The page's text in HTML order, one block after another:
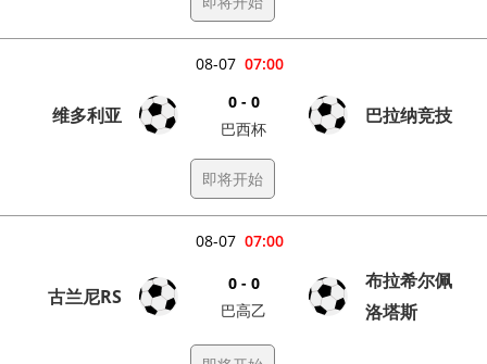
07:00
08-07
维多利亚
0 - 0
巴西杯
巴拉纳竞技
即将开始
07:00
08-07
古兰尼RS
0 - 0
巴高乙
布拉希尔佩
洛塔斯